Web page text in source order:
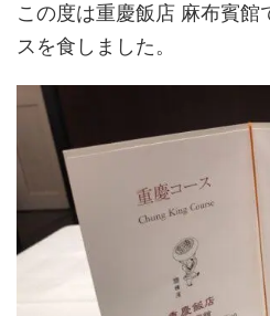
この度は重慶飯店 麻布賓館
スを食しました。